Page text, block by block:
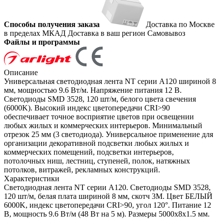
Способы получения заказа
Доставка по Москве
в пределах МКАД Доставка в ваш регион Самовывоз
Файлы и программы
Описание
Универсальная светодиодная лента NT серии A120 шириной 8
мм, мощностью 9.6 Вт/м. Напряжение питания 12 В.
Светодиоды SMD 3528, 120 шт/м, белого цвета свечения
(6000K). Высокий индекс цветопередачи CRI>90
обеспечивает точное восприятие цветов при освещении
любых жилых и коммерческих интерьеров. Минимальный
отрезок 25 мм (3 светодиода). Универсальное применение для
организации декоративной подсветки любых жилых и
коммерческих помещений, подсветки интерьеров,
потолочных ниш, лестниц, ступеней, полок, натяжных
потолков, витражей, рекламных конструкций.
Характеристики
Светодиодная лента NT серии A120. Светодиоды SMD 3528,
120 шт/м, белая плата шириной 8 мм, скотч 3M. Цвет БЕЛЫЙ
6000K, индекс цветопередачи CRI>90, угол 120°. Питание 12
В, мощность 9.6 Вт/м (48 Вт на 5 м). Размеры 5000x8x1.5 мм.